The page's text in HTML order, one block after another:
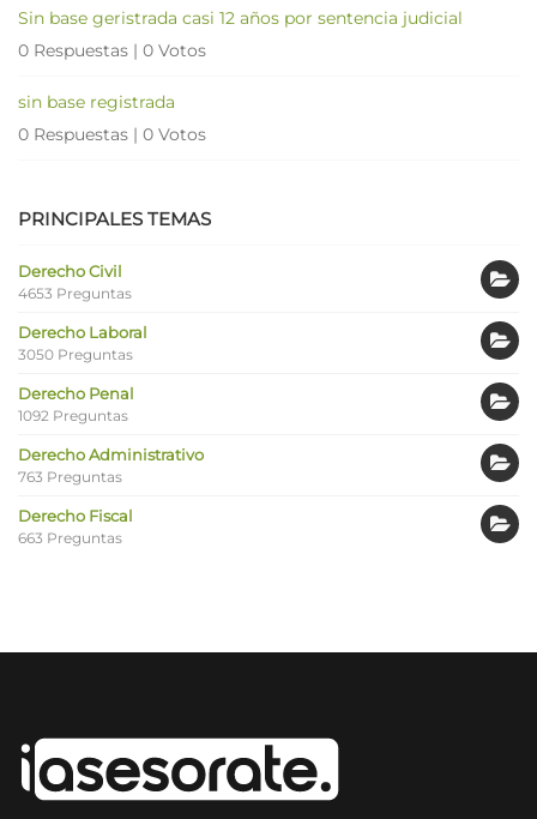
Sin base geristrada casi 12 años por sentencia judicial
0 Respuestas | 0 Votos
sin base registrada
0 Respuestas | 0 Votos
PRINCIPALES TEMAS
Derecho Civil
4653 Preguntas
Derecho Laboral
3050 Preguntas
Derecho Penal
1092 Preguntas
Derecho Administrativo
763 Preguntas
Derecho Fiscal
663 Preguntas